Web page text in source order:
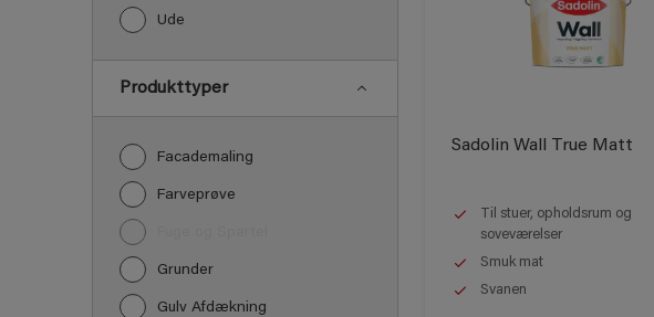
Ude
Produkttyper
Facademaling
Farveprøve
Grunder
Gulv Afdækning
Sadolin Wall True Matt
Til stuer, opholdsrum og
soveværelser
Smuk mat
Svanen